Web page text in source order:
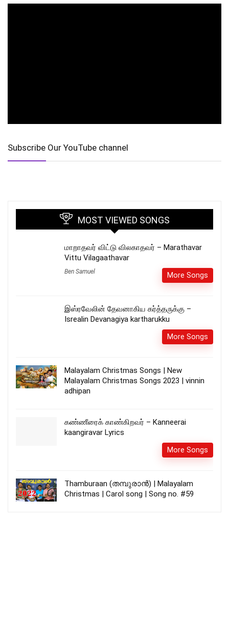
Subscribe Our YouTube channel
MOST VIEWED SONGS
மாறாதவர் விட்டு விலகாதவர் – Marathavar
Vittu Vilagaathavar
Ben Samuel More Songs
இஸ்ரவேலின் தேவனாகிய கர்த்தருக்கு –
Isrealin Devanagiya kartharukku
More Songs
Malayalam Christmas Songs | New
Malayalam Christmas Songs 2023 | vinnin
adhipan
கண்ணீரைக் காண்கிறவர் – Kanneerai
kaangiravar Lyrics
More Songs
Thamburaan (തമ്പുരാൻ) | Malayalam
Christmas | Carol song | Song no. #59